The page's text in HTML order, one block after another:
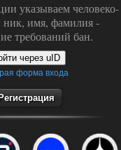
указываем человеко-
имя, фамилия -
требований бан.
через uID
форма входа